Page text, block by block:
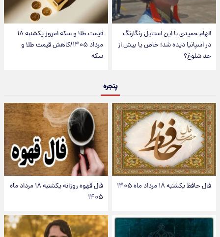
الهام حمیدی با این استایل رنگارنگ
در اسپانیا دیده شد؛ خاص یا بیش از
حد شلوغ؟
قیمت طلا و سکه امروز یکشنبه ۱۸
مرداد ۱۴۰۵/کاهش قیمت طلا و
سکه
پنجره
فال حافظ یکشنبه ۱۸ مرداد ماه ۱۴۰۵
فال قهوه روزانه یکشنبه ۱۸ مرداد ماه
۱۴۰۵